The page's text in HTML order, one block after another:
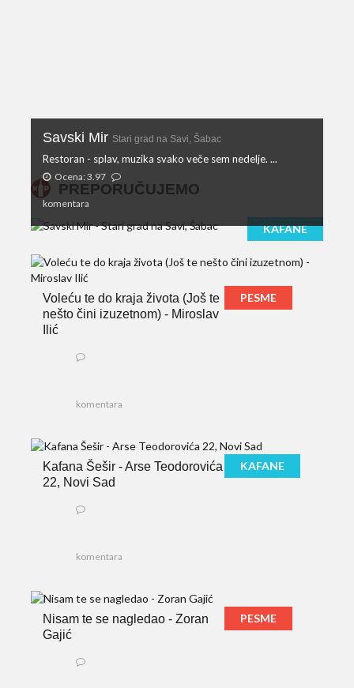
PREPORUČUJEMO
KAFANE
Savski Mir Stari grad na Savi, Šabac
Restoran - splav, muzika svako veče sem nedelje. ...
Ocena: 3.97
komentara
Voleću te do kraja života (Još te
nešto čini izuzetnom) - Miroslav
Ilić
PESME
komentara
Kafana Šešir - Arse Teodorovića
22, Novi Sad
KAFANE
komentara
Nisam te se nagledao - Zoran
Gajić
PESME